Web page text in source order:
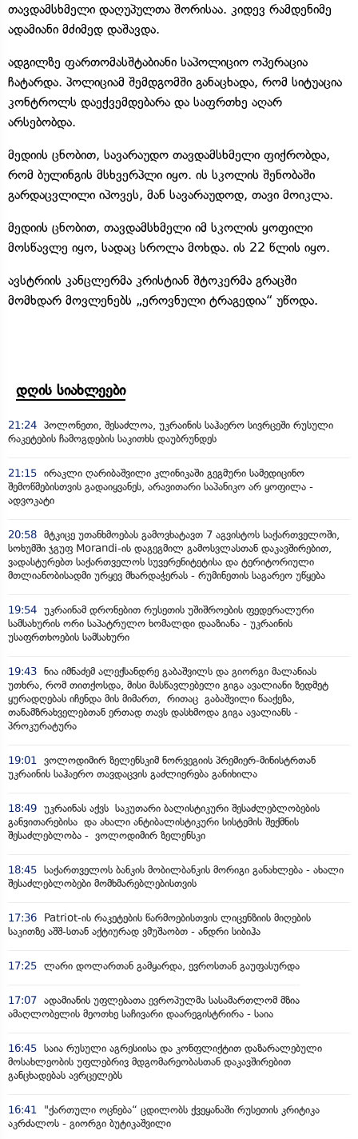
თავდამსხმელი დაღუპულთა შორისაა. კიდევ რამდენიმე
ადამიანი მძიმედ დაშავდა.
ადგილზე ფართომასშტაბიანი საპოლიციო ოპერაცია
ჩატარდა. პოლიციამ შემდგომში განაცხადა, რომ სიტუაცია
კონტროლს დაექვემდებარა და საფრთხე აღარ
არსებობდა.
მედიის ცნობით, სავარაუდო თავდამსხმელი ფიქრობდა,
რომ ბულინგის მსხვერპლი იყო. ის სკოლის შენობაში
გარდაცვლილი იპოვეს, მან სავარაუდოდ, თავი მოიკლა.
მედიის ცნობით, თავდამსხმელი იმ სკოლის ყოფილი
მოსწავლე იყო, სადაც სროლა მოხდა. ის 22 წლის იყო.
ავსტრიის კანცლერმა კრისტიან შტოკერმა გრაცში
მომხდარ მოვლენებს „ეროვნული ტრაგედია“ უწოდა.
დღის სიახლეები
21:24 პოლონეთი, შესაძლოა, უკრაინის საჰაერო სივრცეში რუსული
რაკეტების ჩამოგდების საკითხს დაუბრუნდეს
21:15 ირაკლი ღარიბაშვილი კლინიკაში გეგმური სამედიცინო
შემოწმებისთვის გადაიყვანეს, არავითარი საპანიკო არ ყოფილა -
ადვოკატი
20:58 მტკიცე უთანხმოებას გამოვხატავთ 7 აგვისტოს საქართველოში,
სოხუმში ჯგუფ Morandi-ის დაგეგმილ გამოსვლასთან დაკავშირებით,
ვადასტურებთ საქართველოს სუვერენიტეტისა და ტერიტორიული
მთლიანობისადმი ურყევ მხარდაჭერას - რუმინეთის საგარეო უწყება
19:54 უკრაინამ დრონებით რუსეთის უშიშროების ფედერალური
სამსახურის ორი საპატრულო ხომალდი დააზიანა - უკრაინის
უსაფრთხოების სამსახური
19:43 ნია იმნაძემ ალექსანდრე გაბაშვილს და გიორგი მალანიას
უთხრა, რომ თითქოსდა, მისი მასწავლებელი გიგა ავალიანი ზედმეტ
ყურადღებას იჩენდა მის მიმართ, რითაც გაბაშვილი წააქეზა,
თანამზრახველებთან ერთად თავს დასხმოდა გიგა ავალიანს -
პროკურატურა
19:01
ვოლოდიმირ ზელენსკიმ ნორვეგიის პრემიერ-მინისტრთან
უკრაინის საჰაერო თავდაცვის გაძლიერება განიხილა
18:49 უკრაინას აქვს საკუთარი ბალისტიკური შესაძლებლობების
განვითარებისა და ახალი ანტიბალისტიკური სისტემის შექმნის
შესაძლებლობა - ვოლოდიმირ ზელენსკი
18:45 საქართველოს ბანკის მობილბანკის მორიგი განახლება - ახალი
შესაძლებლობები მომხმარებლებისთვის
17:36
Patriot-ის რაკეტების წარმოებისთვის ლიცენზიის მიღების
საკითზე აშშ-სთან აქტიურად ვმუშაობთ - ანდრი სიბიჰა
17:25 ლარი დოლართან გამყარდა, ევროსთან გაუფასურდა
17:07 ადამიანის უფლებათა ევროპულმა სასამართლომ მზია
ამაღლობელის მეოთხე საჩივარი დაარეგისტრირა - საია
16:45 საია რუსული აგრესიისა და კონფლიქტით დაზარალებული
მოსახლეობის უფლებრივ მდგომარეობასთან დაკავშირებით
განცხადებას ავრცელებს
16:41
"ქართული ოცნება“ ცდილობს ქვეყანაში რუსეთის კრიტიკა
აკრძალოს - გიორგი ბუტიკაშვილი